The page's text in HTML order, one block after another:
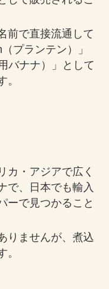
前で直接流通して
プランテン）」
バナナ）」として
。
カ・アジアで広く
で、日本でも輸入
ーで見つかること
りませんが、煮込
。